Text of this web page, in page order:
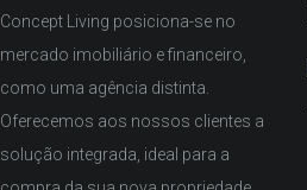
Concept Living posiciona-se no
mercado imobiliário e financeiro,
como uma agência distinta.
Oferecemos aos nossos clientes a
solução integrada, ideal para a